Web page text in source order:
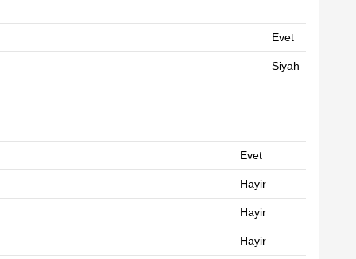
Evet
Siyah
Evet
Hayir
Hayir
Hayir